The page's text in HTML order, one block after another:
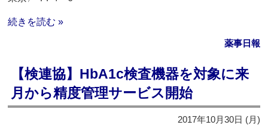
続きを読む »
薬事日報
【検連協】HbA1c検査機器を対象に来
月から精度管理サービス開始
2017年10月30日 (月)